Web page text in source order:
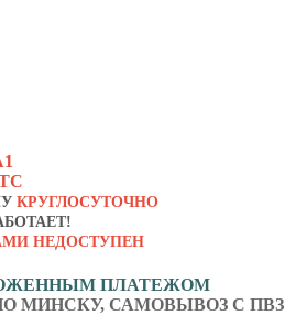
КРУГЛОСУТОЧНО
НЕДОСТУПЕН
ПЛАТЕЖОМ
МИНСКУ, САМОВЫВОЗ С ПВЗ